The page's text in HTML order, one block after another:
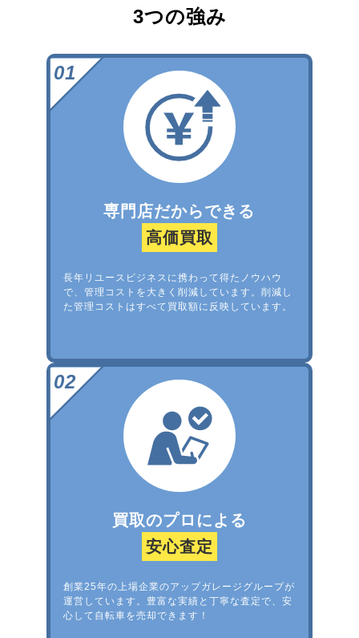
3つの強み
専門店だからできる
高価買取
長年リユースビジネスに携わって得たノウハウ
で、管理コストを大きく削減しています。削減し
た管理コストはすべて買取額に反映しています。
買取のプロによる
安心査定
創業25年の上場企業のアップガレージグループが
運営しています。豊富な実績と丁寧な査定で、安
心して自転車を売却できます！